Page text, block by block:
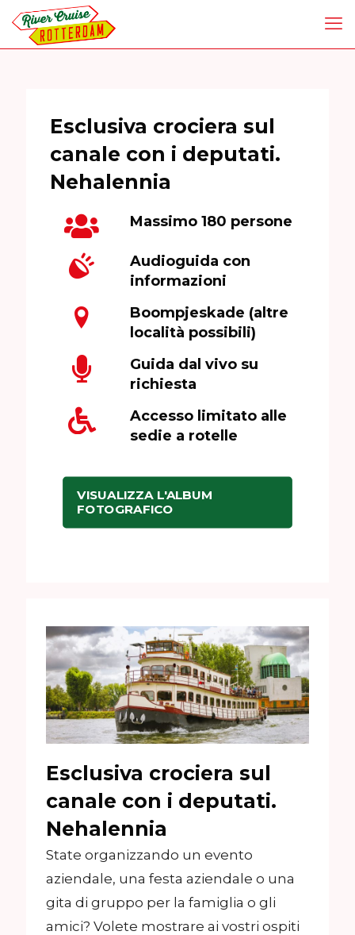
Esclusiva crociera sul
canale con i deputati.
Nehalennia
Massimo 180 persone
Audioguida con
informazioni
Boompjeskade (altre
località possibili)
Guida dal vivo su
richiesta
Accesso limitato alle
sedie a rotelle
VISUALIZZA L'ALBUM
FOTOGRAFICO
Esclusiva crociera sul
canale con i deputati.
Nehalennia
State organizzando un evento
aziendale, una festa aziendale o una
gita di gruppo per la famiglia o gli
amici? Volete mostrare ai vostri ospiti